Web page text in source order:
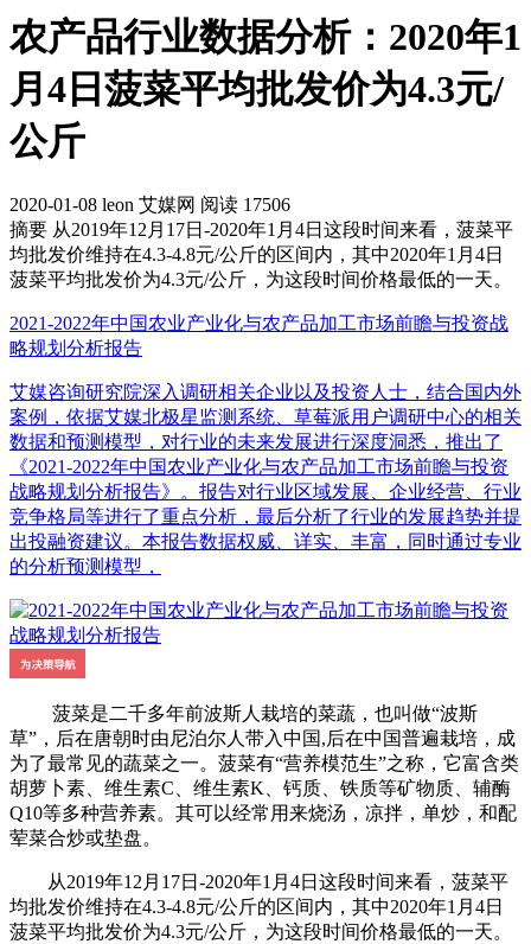
农产品行业数据分析：2020年1
月4日菠菜平均批发价为4.3元/
公斤
2020-01-08 leon 艾媒网 阅读 17506
摘要 从2019年12月17日-2020年1月4日这段时间来看，菠菜平
均批发价维持在4.3-4.8元/公斤的区间内，其中2020年1月4日
菠菜平均批发价为4.3元/公斤，为这段时间价格最低的一天。
2021-2022年中国农业产业化与农产品加工市场前瞻与投资战
略规划分析报告
艾媒咨询研究院深入调研相关企业以及投资人士，结合国内外
案例，依据艾媒北极星监测系统、草莓派用户调研中心的相关
数据和预测模型，对行业的未来发展进行深度洞悉，推出了
《2021-2022年中国农业产业化与农产品加工市场前瞻与投资
战略规划分析报告》。报告对行业区域发展、企业经营、行业
竞争格局等进行了重点分析，最后分析了行业的发展趋势并提
出投融资建议。本报告数据权威、详实、丰富，同时通过专业
的分析预测模型，
菠菜是二千多年前波斯人栽培的菜蔬，也叫做“波斯
草”，后在唐朝时由尼泊尔人带入中国,后在中国普遍栽培，成
为了最常见的蔬菜之一。菠菜有“营养模范生”之称，它富含类
胡萝卜素、维生素C、维生素K、钙质、铁质等矿物质、辅酶
Q10等多种营养素。其可以经常用来烧汤，凉拌，单炒，和配
荤菜合炒或垫盘。
从2019年12月17日-2020年1月4日这段时间来看，菠菜平
均批发价维持在4.3-4.8元/公斤的区间内，其中2020年1月4日
菠菜平均批发价为4.3元/公斤，为这段时间价格最低的一天。